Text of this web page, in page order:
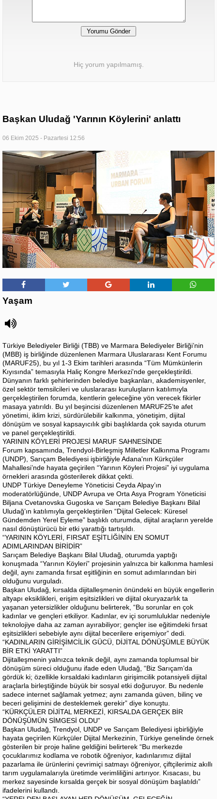
Hiç yorum yapılmamış.
Başkan Uludağ 'Yarının Köylerini' anlattı
06 Ekim 2025 - Pazartesi 12:56
Yaşam
Türkiye Belediyeler Birliği (TBB) ve Marmara Belediyeler Birliği’nin
(MBB) iş birliğinde düzenlenen Marmara Uluslararası Kent Forumu
(MARUF25), bu yıl 1-3 Ekim tarihleri arasında “Tüm Mümkünlerin
Kıyısında” temasıyla Haliç Kongre Merkezi'nde gerçekleştirildi.
Dünyanın farklı şehirlerinden belediye başkanları, akademisyenler,
özel sektör temsilcileri ve uluslararası kuruluşların katılımıyla
gerçekleştirilen forumda, kentlerin geleceğine yön verecek fikirler
masaya yatırıldı. Bu yıl beşincisi düzenlenen MARUF25’te afet
yönetimi, iklim krizi, sürdürülebilir kalkınma, yönetişim, dijital
dönüşüm ve sosyal kapsayıcılık gibi başlıklarda çok sayıda oturum
ve panel gerçekleştirildi.
YARININ KÖYLERİ PROJESİ MARUF SAHNESİNDE
Forum kapsamında, Trendyol-Birleşmiş Milletler Kalkınma Programı
(UNDP), Sarıçam Belediyesi işbirliğiyle Adana'nın Kürkçüler
Mahallesi’nde hayata geçirilen “Yarının Köyleri Projesi” iyi uygulama
örnekleri arasında gösterilerek dikkat çekti.
UNDP Türkiye Deneyleme Yöneticisi Ceyda Alpay’ın
moderatörlüğünde, UNDP Avrupa ve Orta Asya Program Yöneticisi
Biljana Cvetanovska Gugoska ve Sarıçam Belediye Başkanı Bilal
Uludağ’ın katılımıyla gerçekleştirilen “Dijital Gelecek: Küresel
Gündemden Yerel Eyleme” başlıklı oturumda, dijital araçların yerelde
nasıl dönüştürücü bir etki yarattığı tartışıldı.
“YARININ KÖYLERİ, FIRSAT EŞİTLİĞİNİN EN SOMUT
ADIMLARINDAN BİRİDİR”
Sarıçam Belediye Başkanı Bilal Uludağ, oturumda yaptığı
konuşmada “Yarının Köyleri” projesinin yalnızca bir kalkınma hamlesi
değil, aynı zamanda fırsat eşitliğinin en somut adımlarından biri
olduğunu vurguladı.
Başkan Uludağ, kırsalda dijitalleşmenin önündeki en büyük engellerin
altyapı eksiklikleri, erişim eşitsizlikleri ve dijital okuryazarlık ta
yaşanan yetersizlikler olduğunu belirterek, “Bu sorunlar en çok
kadınlar ve gençleri etkiliyor. Kadınlar, ev içi sorumluluklar nedeniyle
teknolojiye daha az zaman ayırabiliyor; gençler ise eğitimdeki fırsat
eşitsizlikleri sebebiyle aynı dijital becerilere erişemiyor” dedi.
“KADINLARIN GİRİŞİMCİLİK GÜCÜ, DİJİTAL DÖNÜŞÜMLE BÜYÜK
BİR ETKİ YARATTI”
Dijitalleşmenin yalnızca teknik değil, aynı zamanda toplumsal bir
dönüşüm süreci olduğunu ifade eden Uludağ, “Biz Sarıçam’da
gördük ki; özellikle kırsaldaki kadınların girişimcilik potansiyeli dijital
araçlarla birleştiğinde büyük bir sosyal etki doğuruyor. Bu nedenle
sadece internet sağlamak yetmez; aynı zamanda güven, bilinç ve
beceri gelişimini de desteklemek gerekir” diye konuştu.
“KÜRKÇÜLER DİJİTAL MERKEZİ, KIRSALDA GERÇEK BİR
DÖNÜŞÜMÜN SİMGESİ OLDU”
Başkan Uludağ, Trendyol, UNDP ve Sarıçam Belediyesi işbirliğiyle
hayata geçirilen Kürkçüler Dijital Merkezinin, Türkiye genelinde örnek
gösterilen bir proje haline geldiğini belirterek “Bu merkezde
çocuklarımız kodlama ve robotik öğreniyor, kadınlarımız dijital
pazarlama ile ürünlerini çevrimiçi satmayı öğreniyor, çiftçilerimiz akıllı
tarım uygulamalarıyla üretimde verimliliğini artırıyor. Kısacası, bu
merkez sayesinde kırsalda gerçek bir sosyal dönüşüm başlatıldı”
ifadelerini kullandı.